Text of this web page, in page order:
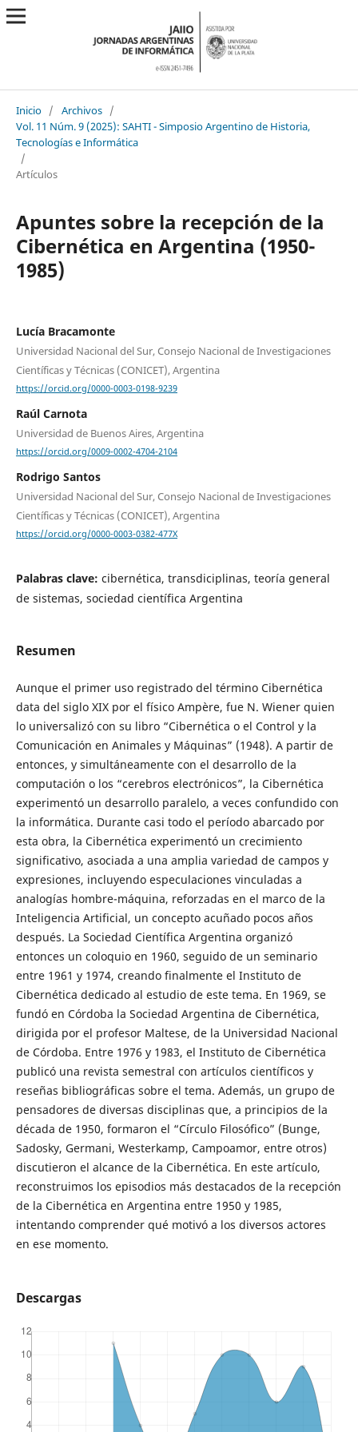
Inicio / Archivos /
Vol. 11 Núm. 9 (2025): SAHTI - Simposio Argentino de Historia,
Tecnologías e Informática
/
Artículos
Apuntes sobre la recepción de la
Cibernética en Argentina (1950-
1985)
Lucía Bracamonte
Universidad Nacional del Sur, Consejo Nacional de Investigaciones
Científicas y Técnicas (CONICET), Argentina
https://orcid.org/0000-0003-0198-9239
Raúl Carnota
Universidad de Buenos Aires, Argentina
https://orcid.org/0009-0002-4704-2104
Rodrigo Santos
Universidad Nacional del Sur, Consejo Nacional de Investigaciones
Científicas y Técnicas (CONICET), Argentina
https://orcid.org/0000-0003-0382-477X
Palabras clave: cibernética, transdiciplinas, teoría general
de sistemas, sociedad científica Argentina
Resumen
Aunque el primer uso registrado del término Cibernética
data del siglo XIX por el físico Ampère, fue N. Wiener quien
lo universalizó con su libro “Cibernética o el Control y la
Comunicación en Animales y Máquinas” (1948). A partir de
entonces, y simultáneamente con el desarrollo de la
computación o los “cerebros electrónicos”, la Cibernética
experimentó un desarrollo paralelo, a veces confundido con
la informática. Durante casi todo el período abarcado por
esta obra, la Cibernética experimentó un crecimiento
significativo, asociada a una amplia variedad de campos y
expresiones, incluyendo especulaciones vinculadas a
analogías hombre-máquina, reforzadas en el marco de la
Inteligencia Artificial, un concepto acuñado pocos años
después. La Sociedad Científica Argentina organizó
entonces un coloquio en 1960, seguido de un seminario
entre 1961 y 1974, creando finalmente el Instituto de
Cibernética dedicado al estudio de este tema. En 1969, se
fundó en Córdoba la Sociedad Argentina de Cibernética,
dirigida por el profesor Maltese, de la Universidad Nacional
de Córdoba. Entre 1976 y 1983, el Instituto de Cibernética
publicó una revista semestral con artículos científicos y
reseñas bibliográficas sobre el tema. Además, un grupo de
pensadores de diversas disciplinas que, a principios de la
década de 1950, formaron el “Círculo Filosófico” (Bunge,
Sadosky, Germani, Westerkamp, Campoamor, entre otros)
discutieron el alcance de la Cibernética. En este artículo,
reconstruimos los episodios más destacados de la recepción
de la Cibernética en Argentina entre 1950 y 1985,
intentando comprender qué motivó a los diversos actores
en ese momento.
Descargas